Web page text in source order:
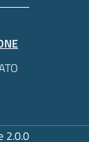
2.0.0